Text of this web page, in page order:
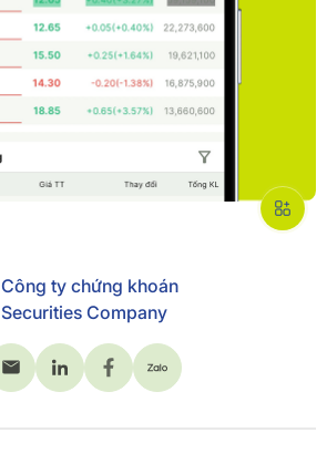
Công ty chứng khoán
Securities Company